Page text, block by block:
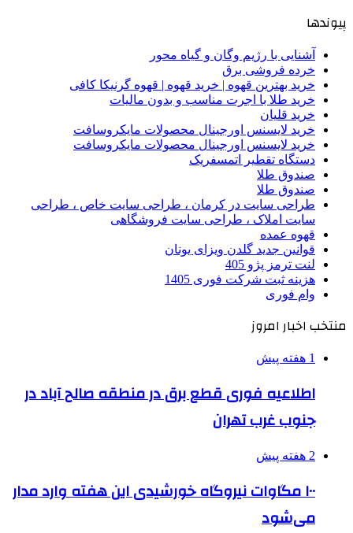
پیوندها
آشنایی با رژیم وگان و گیاه محور
خرده فروشی برق
خرید بهترین قهوه | خرید قهوه | قهوه گرنیکا کافی
خرید طلا با اجرت مناسب و بدون مالیات
خرید قلیان
خرید لایسنس اورجینال محصولات مایکروسافت
خرید لایسنس اورجینال محصولات مایکروسافت
دستگاه تقطیر اتمسفریک
صندوق طلا
صندوق طلا
طراحی سایت در کرمان ، طراحی سایت خاص ، طراحی
سایت املاک ، طراحی سایت فروشگاهی
قهوه عمده
قوانین جدید گلدن ویزای یونان
لنت ترمز پژو 405
هزینه ثبت شرکت فوری 1405
وام فوری
منتخب اخبار امروز
1 هفته پیش
اطلاعیه فوری قطع برق در منطقه صالح آباد در
جنوب غرب تهران
2 هفته پیش
۱۰۰ مگاوات نیروگاه‌ خورشیدی این هفته وارد مدار
می‌شود